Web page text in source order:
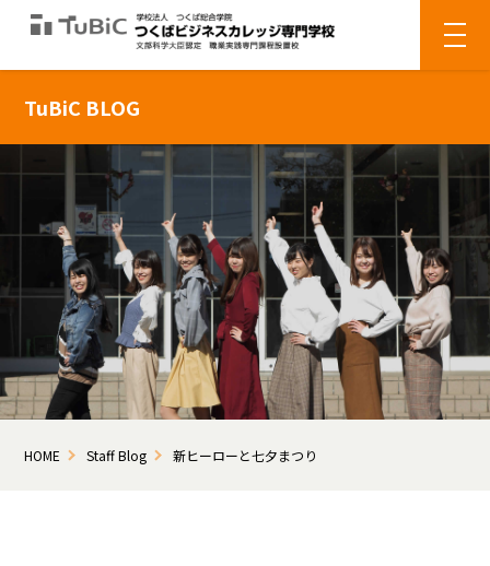
TuBiC BLOG
HOME Staff Blog 新ヒーローと七夕まつり